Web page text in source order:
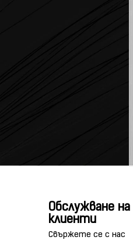
Обслужване на
клиенти
Свържете се с нас